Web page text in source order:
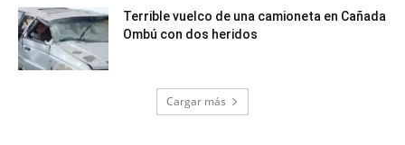
Terrible vuelco de una camioneta en Cañada
Ombú con dos heridos
Cargar más